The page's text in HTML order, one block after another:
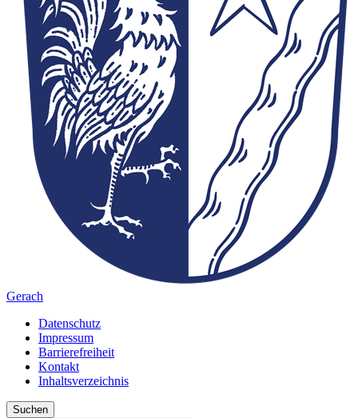
Gerach
Datenschutz
Impressum
Barrierefreiheit
Kontakt
Inhaltsverzeichnis
Suchen